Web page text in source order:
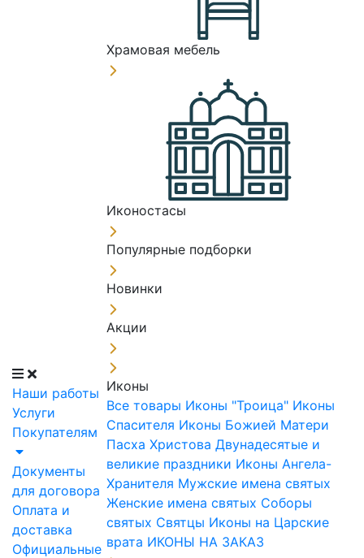
Наши работы
Услуги
Покупателям
Документы
для договора
Оплата и
доставка
Официальные
Храмовая мебель
Иконостасы
Популярные подборки
Новинки
Акции
Иконы
Все товары Иконы "Троица" Иконы
Спасителя Иконы Божией Матери
Пасха Христова Двунадесятые и
великие праздники Иконы Ангела-
Хранителя Мужские имена святых
Женские имена святых Соборы
святых Святцы Иконы на Царские
врата ИКОНЫ НА ЗАКАЗ